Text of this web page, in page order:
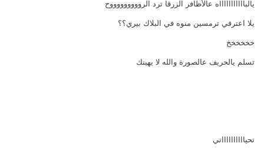
يالباااااااااااه عالأظافر الزرقا ترد الروووووووووح
يلا اعترفي ترمسين منوه في البلاك بيري؟؟
خخخخخخ
تسلم يالحريف عالصورة والله لا يهينك
تحيااااااااااتي